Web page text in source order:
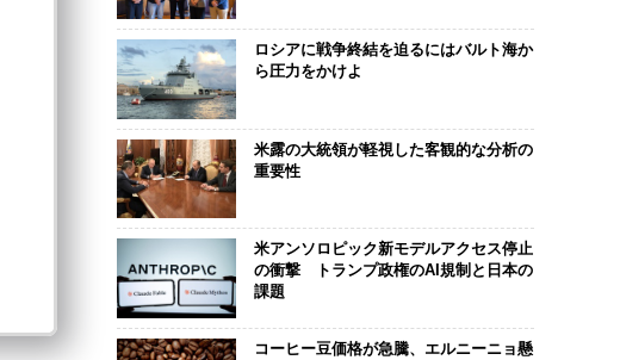
ロシアに戦争終結を迫るにはバルト海か
ら圧力をかけよ
米露の大統領が軽視した客観的な分析の
重要性
米アンソロピック新モデルアクセス停止
の衝撃 トランプ政権のAI規制と日本の
課題
コーヒー豆価格が急騰、エルニーニョ懸